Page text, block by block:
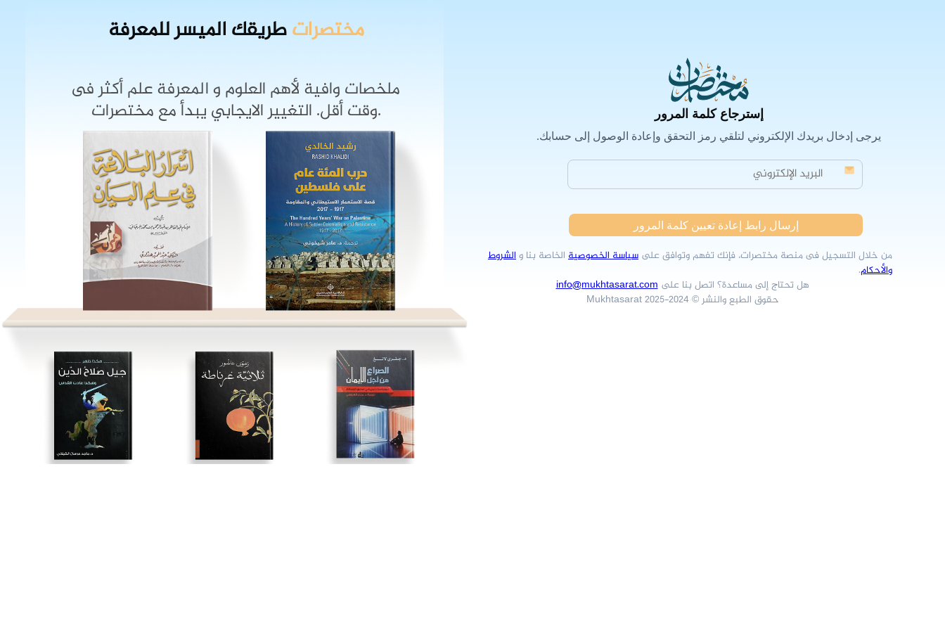
مختصراتطريقك الميسر للمعرفة
ملخصات وافية لأهم العلوم و المعرفة علم أكثر فى
وقت أقل. التغيير الايجابي يبدأ مع مختصرات. إسترجاع كلمة المرور
يرجى إدخال بريدك الإلكتروني لتلقي رمز التحقق وإعادة الوصول إلى حسابك.
إرسال رابط إعادة تعيين كلمة المرور
من خلال التسجيل فى منصة مختصرات، فإنك تفهم وتوافق على سياسة الخصوصية الخاصة بنا والشروط
والأحكام.
هل تحتاج إلى مساعدة؟ اتصل بنا علىinfo@mukhtasarat.com
حقوق الطبع والنشر © 2024-2025 Mukhtasarat